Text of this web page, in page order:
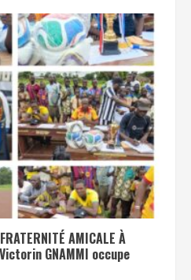
AMICALE À
GNAMMI occupe